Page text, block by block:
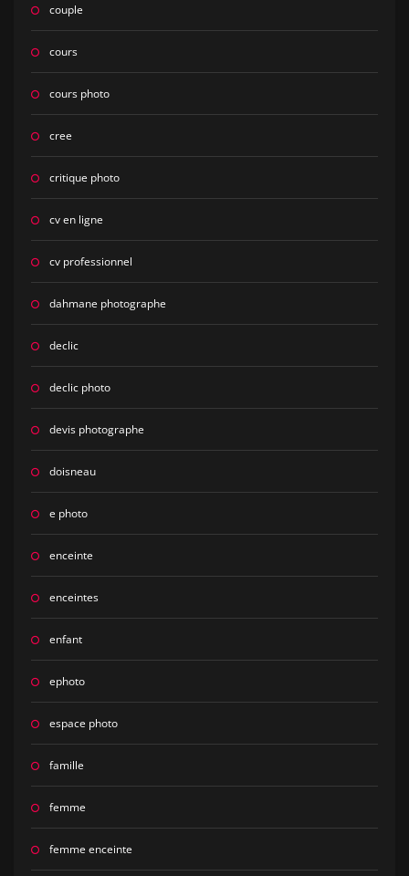
couple
cours
cours photo
cree
critique photo
cv en ligne
cv professionnel
dahmane photographe
declic
declic photo
devis photographe
doisneau
e photo
enceinte
enceintes
enfant
ephoto
espace photo
famille
femme
femme enceinte